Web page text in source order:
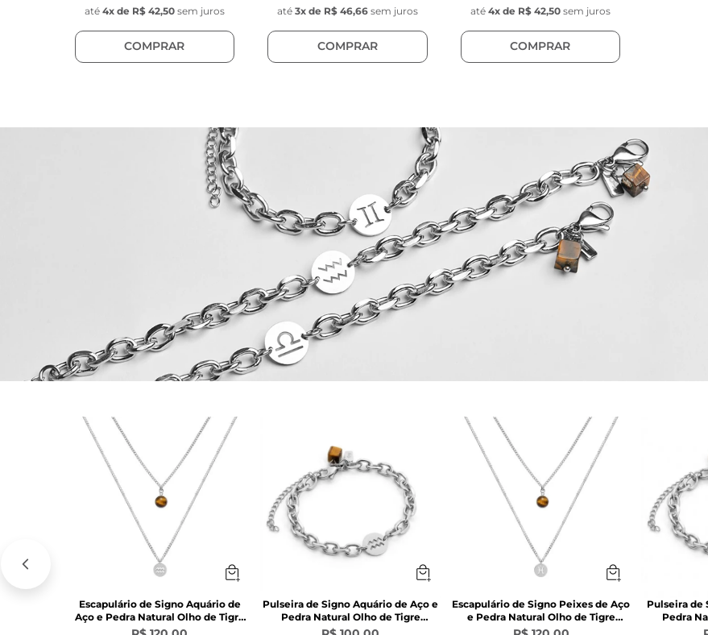
até 4x de R$ 42,50 sem juros
COMPRAR
até 3x de R$ 46,66 sem juros
COMPRAR
até 4x de R$ 42,50 sem juros
COMPRAR
Escapulário de Signo Aquário de
Aço e Pedra Natural Olho de Tigre
Marrom
Pulseira de Signo Aquário de Aço e
Pedra Natural Olho de Tigre
Marrom
Escapulário de Signo Peixes de Aço
e Pedra Natural Olho de Tigre
Marrom
Pulseira de
Pedra